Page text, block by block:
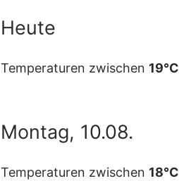
Heute
Temperaturen zwischen 19°C
Montag, 10.08.
Temperaturen zwischen 18°C